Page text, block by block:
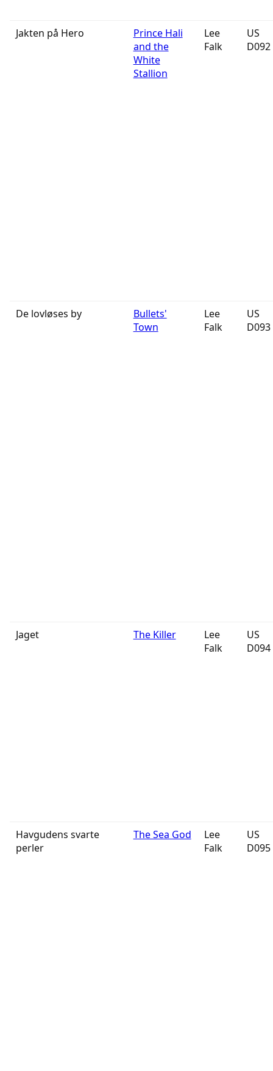
Jakten på Hero
Prince Hali
and the
White
Stallion
Lee
Falk
US
D092
De lovløses by
Bullets'
Town
Lee
Falk
US
D093
Jaget The Killer
Lee
Falk
US
D094
Havgudens svarte
perler
The Sea God
Lee
Falk
US
D095